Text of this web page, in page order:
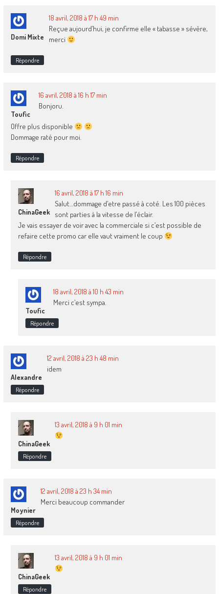
Domi Mixte
18 avril, 2018 à 17 h 49 min
Reçue aujourd’hui, je confirme elle « tabasse » sévère,
merci
Répondre
Toufic
16 avril, 2018 à 16 h 17 min
Bonjoru.
Offre plus disponible
Dommage raté pour moi.
Répondre
ChinaGeek
16 avril, 2018 à 17 h 16 min
Salut…dommage d’etre passé à coté. Les 100 pièces
sont parties à la vitesse de l’éclair.
Je vais essayer de voir avec la commerciale si c’est possible de
refaire cette promo car elle vaut vraiment le coup
Répondre
Toufic
18 avril, 2018 à 10 h 43 min
Merci c’est sympa.
Répondre
Alexandre
12 avril, 2018 à 23 h 48 min
idem
Répondre
ChinaGeek
13 avril, 2018 à 9 h 01 min
Répondre
Moynier
12 avril, 2018 à 23 h 34 min
Merci beaucoup commander
Répondre
ChinaGeek
13 avril, 2018 à 9 h 01 min
Répondre